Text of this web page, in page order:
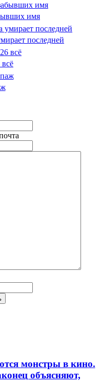
имя
последней
монстры в кино.
объясняют,